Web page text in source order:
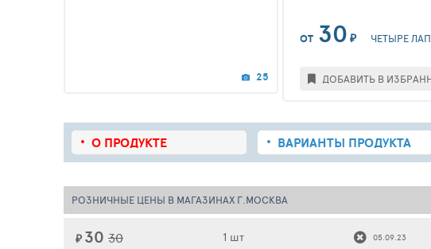
25
ОТ 30 ₽ ЧЕТЫРЕ
ДОБАВИТЬ В
О ПРОДУКТЕ ВАРИАНТЫ ПРОДУКТА
РОЗНИЧНЫЕ ЦЕНЫ В МАГАЗИНАХ Г.МОСКВА
₽ 30 30 1 шт 05.09.23